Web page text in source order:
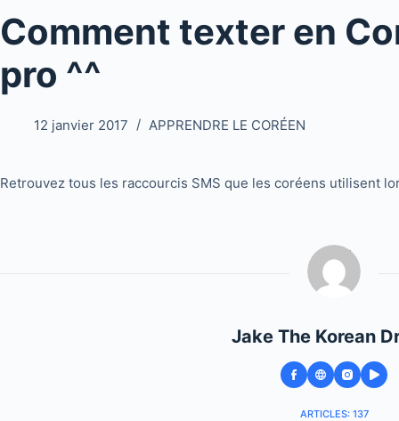
Comment texter en
pro ^^
12 janvier 2017 APPRENDRE LE CORÉEN
Retrouvez tous les raccourcis SMS que les coréens utilisent
Jake The Korean
ARTICLES: 137